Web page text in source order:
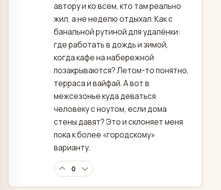
автору и ко всем, кто там реально
жил, а не неделю отдыхал. Как с
банальной рутиной для удалёнки:
где работать в дождь и зимой,
когда кафе на набережной
позакрываются? Летом-то понятно,
терраса и вайфай. А вот в
межсезонье куда деваться
человеку с ноутом, если дома
стены давят? Это и склоняет меня
пока к более «городскому»
варианту.
0